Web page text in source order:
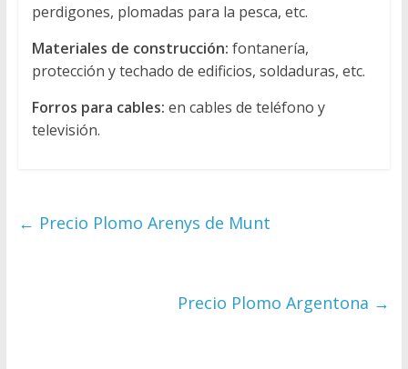
perdigones, plomadas para la pesca, etc.
Materiales de construcción: fontanería,
protección y techado de edificios, soldaduras, etc.
Forros para cables: en cables de teléfono y
televisión.
← Precio Plomo Arenys de Munt
Precio Plomo Argentona →